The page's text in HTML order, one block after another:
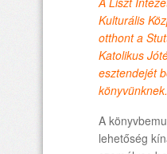
Kulturális
otthont a
Katolikus
esztendejét
könyvünknek.
A
lehetőség